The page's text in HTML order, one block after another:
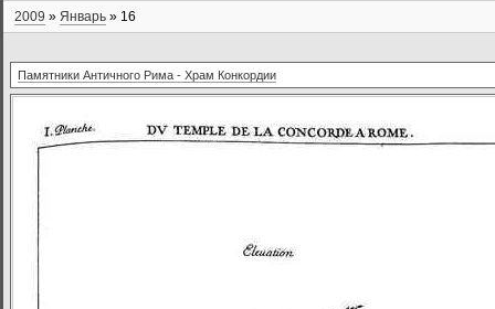
2009 » Январь » 16
Памятники Античного Рима - Храм Конкордии